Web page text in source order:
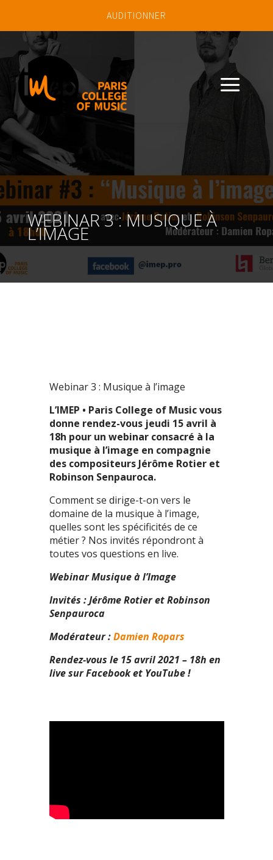
a
AUDITIONNER
WEBINAR 3 : MUSIQUE À
L’IMAGE
Webinar 3 : Musique à l’image
L’IMEP • Paris College of Music vous
donne rendez-vous jeudi 15 avril à
18h pour un webinar consacré à la
musique à l’image en compagnie
des compositeurs Jérôme Rotier et
Robinson Senpauroca.
Comment se dirige-t-on vers le
domaine de la musique à l’image,
quelles sont les spécificités de ce
métier ? Nos invités répondront à
toutes vos questions en live.
Webinar Musique à l’Image
Invités : Jérôme Rotier et Robinson
Senpauroca
Modérateur :Damien Ropars
Rendez-vous le 15 avril 2021 – 18h en
live sur Facebook et YouTube !